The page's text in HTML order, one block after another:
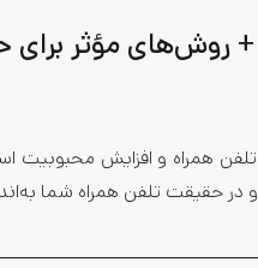
روش‌های مؤثر
تلفن همراه و افزایش
در حقیقت تلفن همراه شما